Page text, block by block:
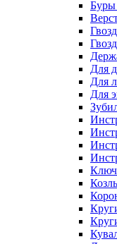
Буры
Для
Для
Для